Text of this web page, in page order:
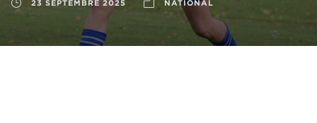
23 SEPTEMBRE 2025 NATIONAL